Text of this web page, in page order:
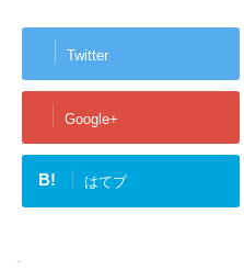
Twitter
Google+
B! はてブ
-